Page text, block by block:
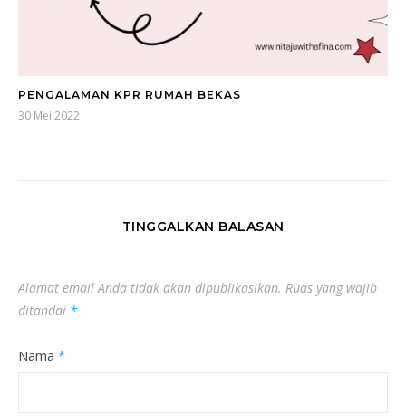
PENGALAMAN KPR RUMAH BEKAS
30 Mei 2022
TINGGALKAN BALASAN
Alamat email Anda tidak akan dipublikasikan. Ruas yang wajib
ditandai *
Nama *